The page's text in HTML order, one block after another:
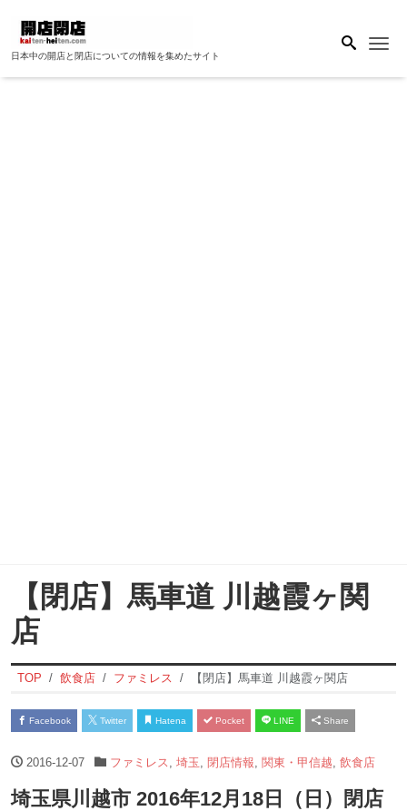
日本中の開店と閉店についての情報を集めたサイト
【閉店】馬車道 川越霞ヶ関
店
TOP 飲食店 ファミレス 【閉店】馬車道 川越霞ヶ関店
Facebook Twitter Hatena Pocket LINE Share
2016-12-07 ファミレス 埼玉 閉店情報 関東・甲信越 飲食店
埼玉県川越市 2016年12月18日（日）閉店